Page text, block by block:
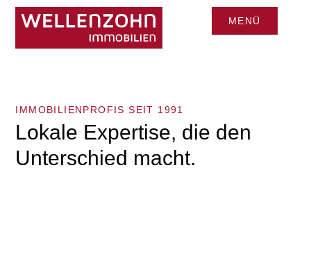
MENÜ
IMMOBILIENPROFIS SEIT 1991
Lokale Expertise, die den
Unterschied macht.